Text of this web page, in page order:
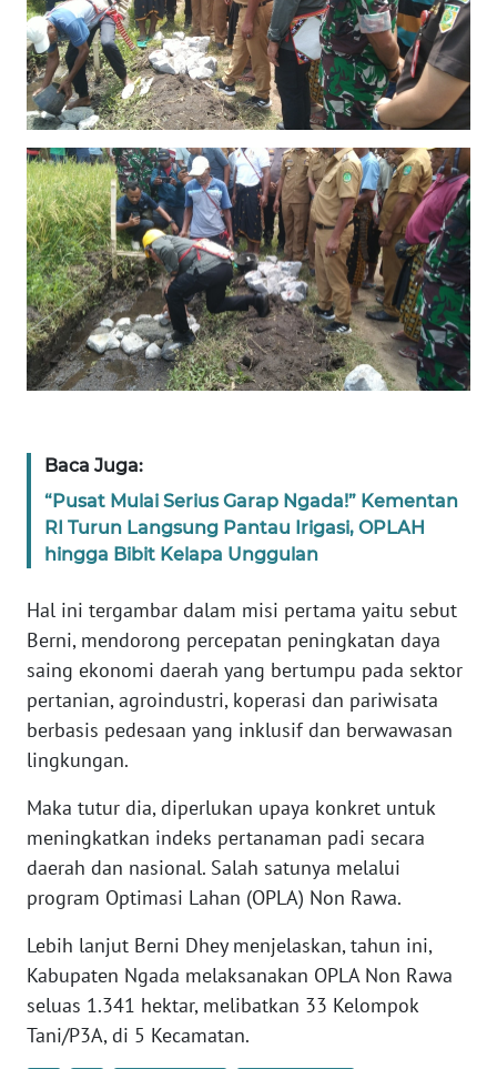
Baca Juga:
“Pusat Mulai Serius Garap Ngada!” Kementan
RI Turun Langsung Pantau Irigasi, OPLAH
hingga Bibit Kelapa Unggulan
Hal ini tergambar dalam misi pertama yaitu sebut
Berni, mendorong percepatan peningkatan daya
saing ekonomi daerah yang bertumpu pada sektor
pertanian, agroindustri, koperasi dan pariwisata
berbasis pedesaan yang inklusif dan berwawasan
lingkungan.
Maka tutur dia, diperlukan upaya konkret untuk
meningkatkan indeks pertanaman padi secara
daerah dan nasional. Salah satunya melalui
program Optimasi Lahan (OPLA) Non Rawa.
Lebih lanjut Berni Dhey menjelaskan, tahun ini,
Kabupaten Ngada melaksanakan OPLA Non Rawa
seluas 1.341 hektar, melibatkan 33 Kelompok
Tani/P3A, di 5 Kecamatan.
WN
PAPUA
BARAT
WN
RIAU
WN
SERAMBI
WN
JAMBI
WN
WN
NTB
WN
WN
SULBAR
WN
BABEL
WN
SUMBAR
SUMSEL
WN
BENGKULU
WN